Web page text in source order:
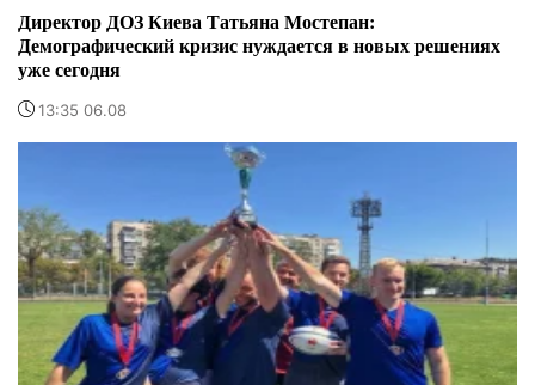
Директор ДОЗ Киева Татьяна Мостепан:
Демографический кризис нуждается в новых решениях
уже сегодня
13:35 06.08